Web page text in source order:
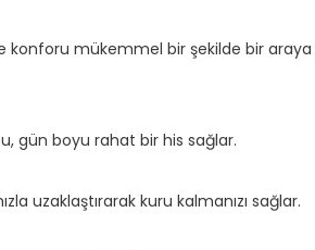
konforu mükemmel bir şekilde bir
gün boyu rahat bir his sağlar.
uzaklaştırarak kuru kalmanızı sağlar.